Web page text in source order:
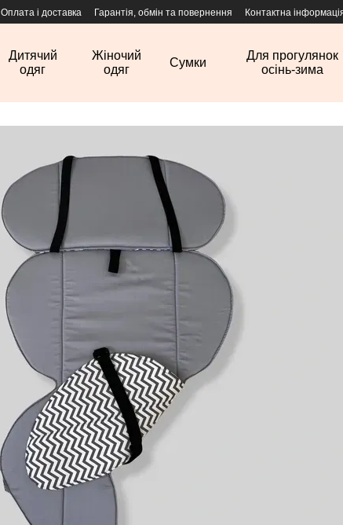
Оплата і доставка Гарантія, обмін та повернення Контактна
Дитячий
одяг
Жіночий
одяг
Сумки
Для прогулянок
осінь-зима